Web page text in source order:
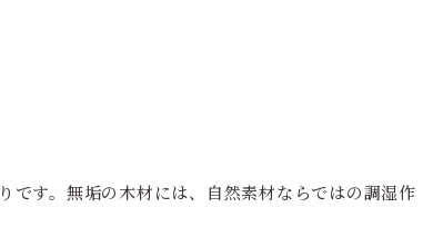
です。無垢の木材には、自然素材ならではの調湿作